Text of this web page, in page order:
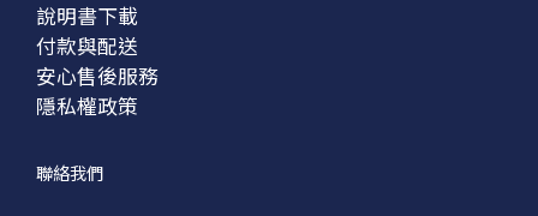
說明書下載
付款與配送
安心售後服務
隱私權政策
聯絡我們